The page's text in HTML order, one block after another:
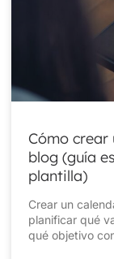
Cómo
blog (guía
plantilla)
Crear un
planificar qué
qué objetivo